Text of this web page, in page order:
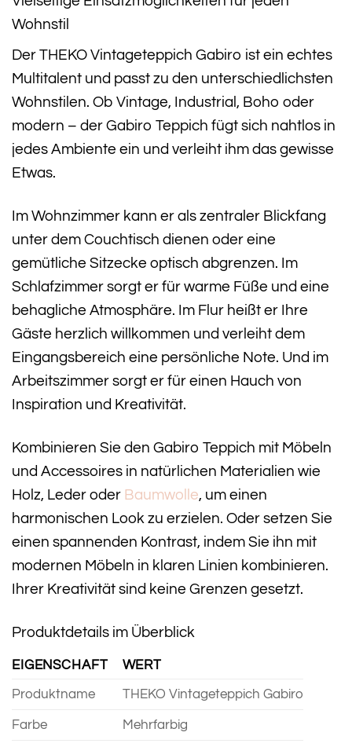
Wohnstil
Der THEKO Vintageteppich Gabiro ist ein echtes
Multitalent und passt zu den unterschiedlichsten
Wohnstilen. Ob Vintage, Industrial, Boho oder
modern – der Gabiro Teppich fügt sich nahtlos in
jedes Ambiente ein und verleiht ihm das gewisse
Etwas.
Im Wohnzimmer kann er als zentraler Blickfang
unter dem Couchtisch dienen oder eine
gemütliche Sitzecke optisch abgrenzen. Im
Schlafzimmer sorgt er für warme Füße und eine
behagliche Atmosphäre. Im Flur heißt er Ihre
Gäste herzlich willkommen und verleiht dem
Eingangsbereich eine persönliche Note. Und im
Arbeitszimmer sorgt er für einen Hauch von
Inspiration und Kreativität.
Kombinieren Sie den Gabiro Teppich mit Möbeln
und Accessoires in natürlichen Materialien wie
Holz, Leder oder Baumwolle, um einen
harmonischen Look zu erzielen. Oder setzen Sie
einen spannenden Kontrast, indem Sie ihn mit
modernen Möbeln in klaren Linien kombinieren.
Ihrer Kreativität sind keine Grenzen gesetzt.
Produktdetails im Überblick
EIGENSCHAFT WERT
Produktname THEKO Vintageteppich Gabiro
Farbe Mehrfarbig